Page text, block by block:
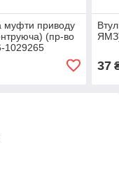
муфти приводу
(пр-во
1029265
37